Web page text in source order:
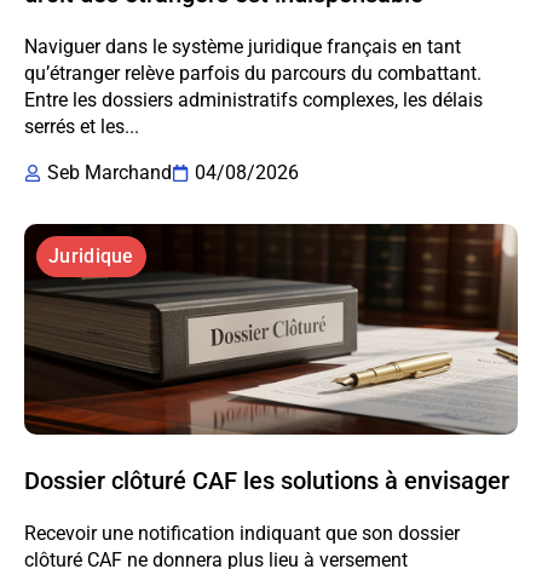
Naviguer dans le système juridique français en tant
qu’étranger relève parfois du parcours du combattant.
Entre les dossiers administratifs complexes, les délais
serrés et les...
Seb Marchand
04/08/2026
Juridique
Dossier clôturé CAF les solutions à envisager
Recevoir une notification indiquant que son dossier
clôturé CAF ne donnera plus lieu à versement